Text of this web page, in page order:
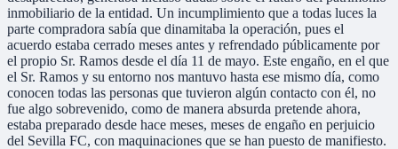
inmobiliario de la entidad. Un incumplimiento que a todas luces la
parte compradora sabía que dinamitaba la operación, pues el
acuerdo estaba cerrado meses antes y refrendado públicamente por
el propio Sr. Ramos desde el día 11 de mayo. Este engaño, en el que
el Sr. Ramos y su entorno nos mantuvo hasta ese mismo día, como
conocen todas las personas que tuvieron algún contacto con él, no
fue algo sobrevenido, como de manera absurda pretende ahora,
estaba preparado desde hace meses, meses de engaño en perjuicio
del Sevilla FC, con maquinaciones que se han puesto de manifiesto.